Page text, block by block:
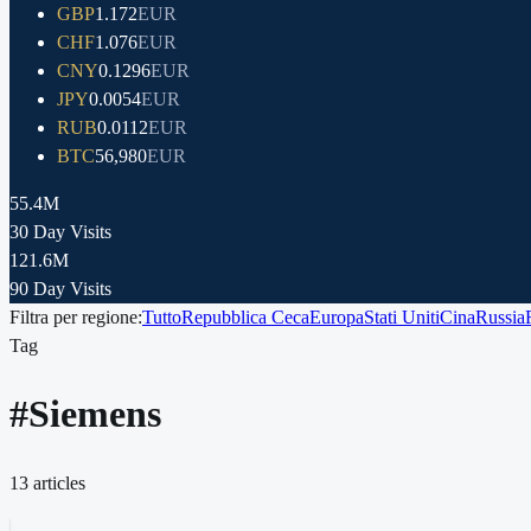
GBP1.172EUR
CHF1.076EUR
CNY0.1296EUR
JPY0.0054EUR
RUB0.0112EUR
BTC56,980EUR
55.4M
30 Day Visits
121.6M
90 Day Visits
Filtra per regione:TuttoRepubblica CecaEuropaStati UnitiCinaRussia
Tag
#Siemens
13 articles